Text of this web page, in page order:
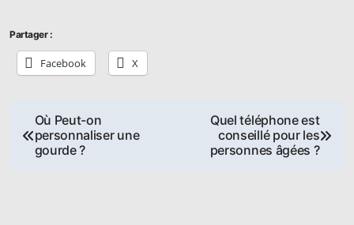
Partager :
Facebook X
Navigation
de
Où Peut-on
personnaliser une
gourde ?
Quel téléphone est
conseillé pour les
personnes âgées ?